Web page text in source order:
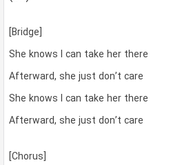
[Bridge]
She knows I can take her there
Afterward, she just don’t care
She knows I can take her there
Afterward, she just don’t care
[Chorus]